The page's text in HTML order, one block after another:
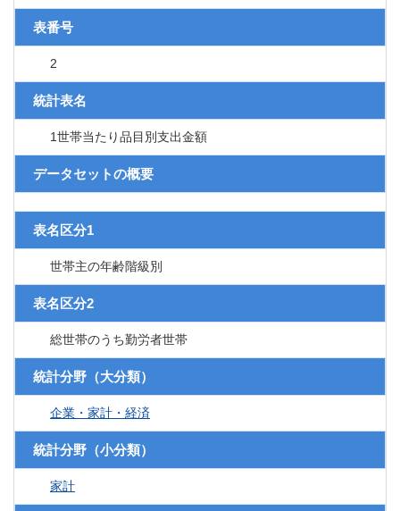
表番号
2
統計表名
1世帯当たり品目別支出金額
データセットの概要
表名区分1
世帯主の年齢階級別
表名区分2
総世帯のうち勤労者世帯
統計分野（大分類）
企業・家計・経済
統計分野（小分類）
家計